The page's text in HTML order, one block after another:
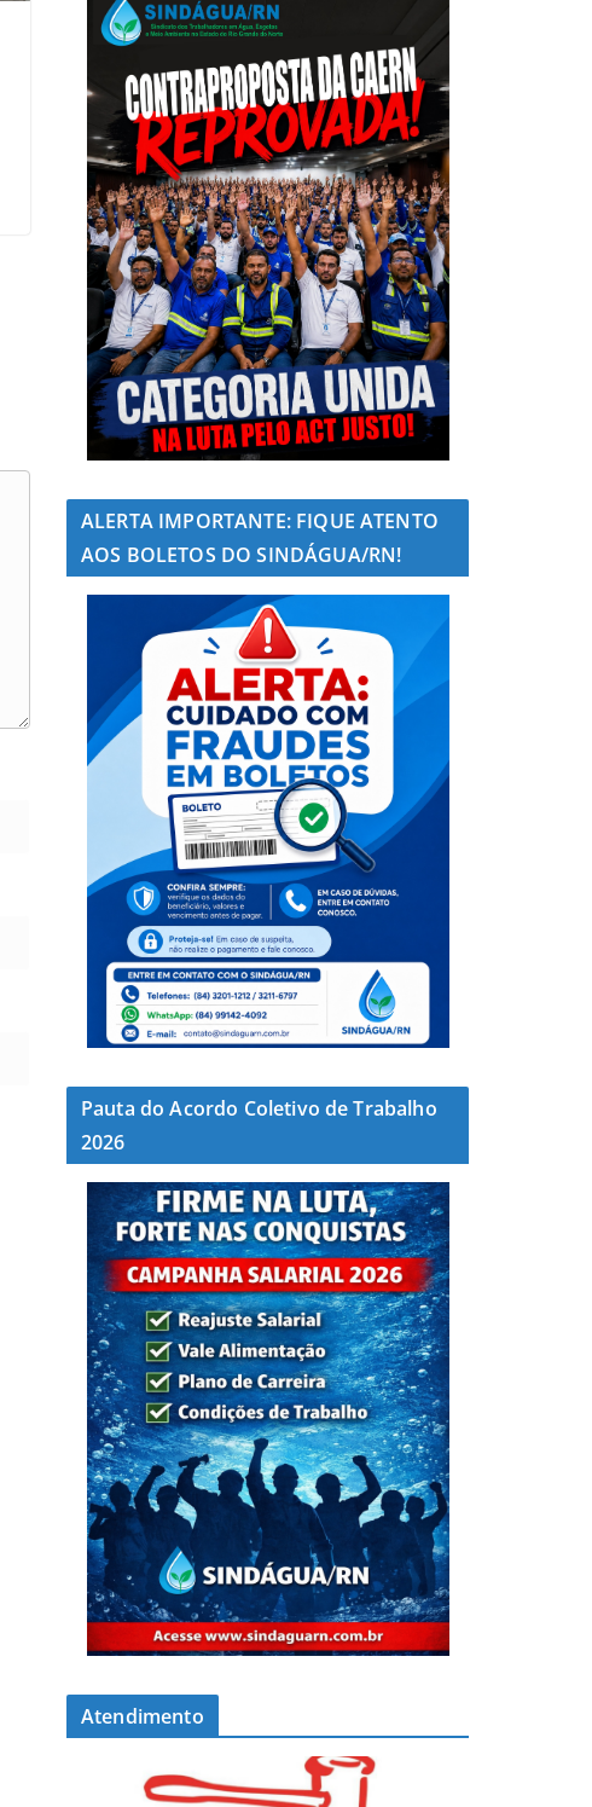
ALERTA IMPORTANTE: FIQUE ATENTO
AOS BOLETOS DO SINDÁGUA/RN!
Pauta do Acordo Coletivo de Trabalho
2026
Atendimento